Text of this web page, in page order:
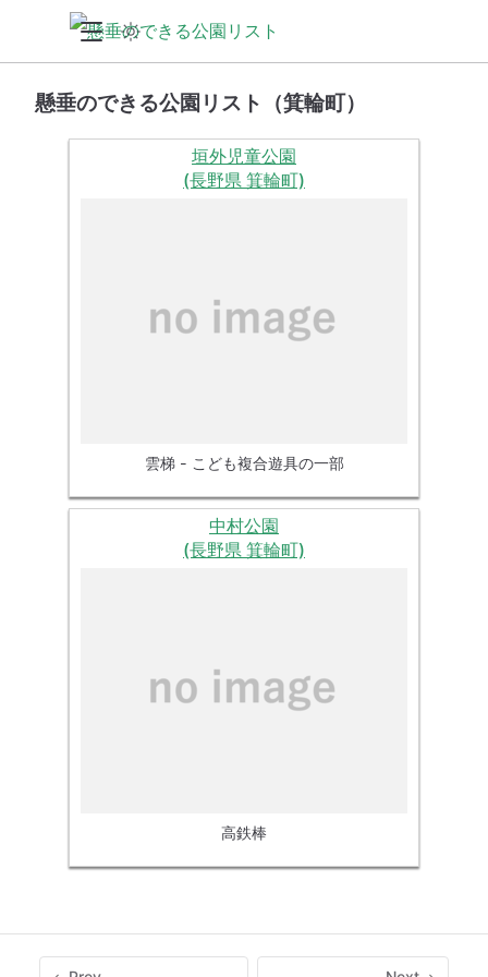
懸垂のできる公園リスト（箕輪町）
垣外児童公園
(長野県 箕輪町)
雲梯 - こども複合遊具の一部
中村公園
(長野県 箕輪町)
高鉄棒